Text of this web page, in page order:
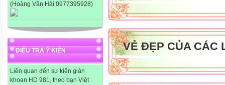
(Hoàng Văn Hải 0977395928)
ĐIỀU TRA Ý KIẾN
Liên quan đến sự kiện giàn
khoan HD 981, theo bạn Việt
VẺ ĐẸP CỦA CÁC